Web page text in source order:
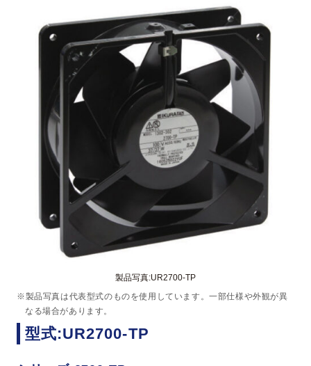
製品写真:UR2700-TP
※製品写真は代表型式のものを使用しています。一部仕様や外観が異
なる場合があります。
型式:UR2700-TP